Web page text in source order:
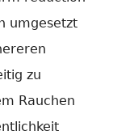
umgesetzt
zu
Rauchen